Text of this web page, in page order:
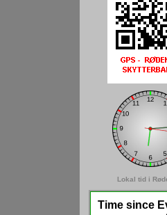
Lokal tid i